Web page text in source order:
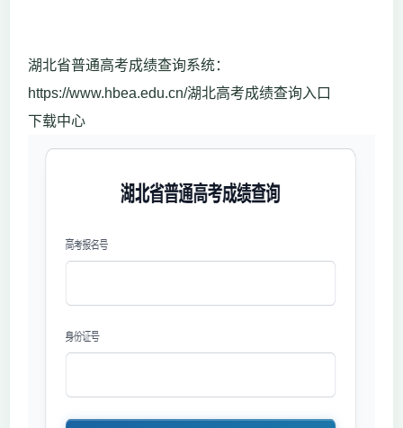
湖北省普通高考成绩查询系统：
https://www.hbea.edu.cn/湖北高考成绩查询入口
下载中心